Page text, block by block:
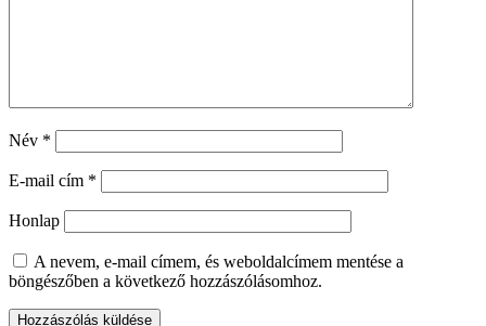
Név *
E-mail cím *
Honlap
A nevem, e-mail címem, és weboldalcímem mentése a
böngészőben a következő hozzászólásomhoz.